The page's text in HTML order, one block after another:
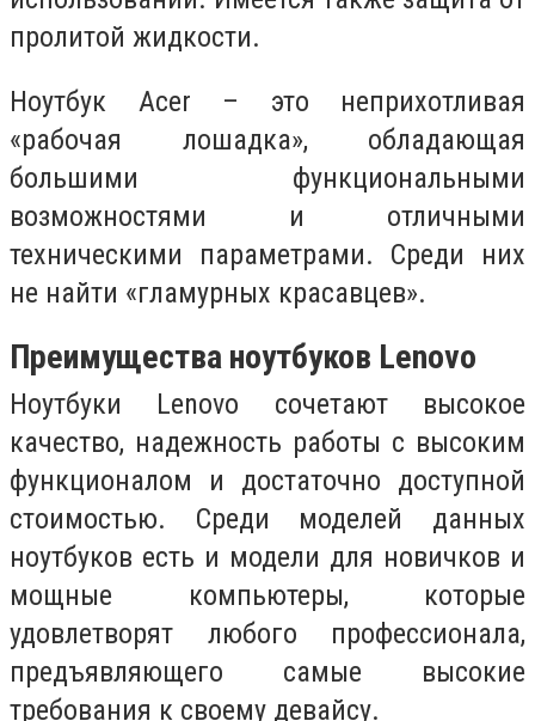
пролитой жидкости.
Ноутбук Acer – это неприхотливая
«рабочая лошадка», обладающая
большими функциональными
возможностями и отличными
техническими параметрами. Среди них
не найти «гламурных красавцев».
Преимущества ноутбуков Lenovo
Ноутбуки Lenovo сочетают высокое
качество, надежность работы с высоким
функционалом и достаточно доступной
стоимостью. Среди моделей данных
ноутбуков есть и модели для новичков и
мощные компьютеры, которые
удовлетворят любого профессионала,
предъявляющего самые высокие
требования к своему девайсу.